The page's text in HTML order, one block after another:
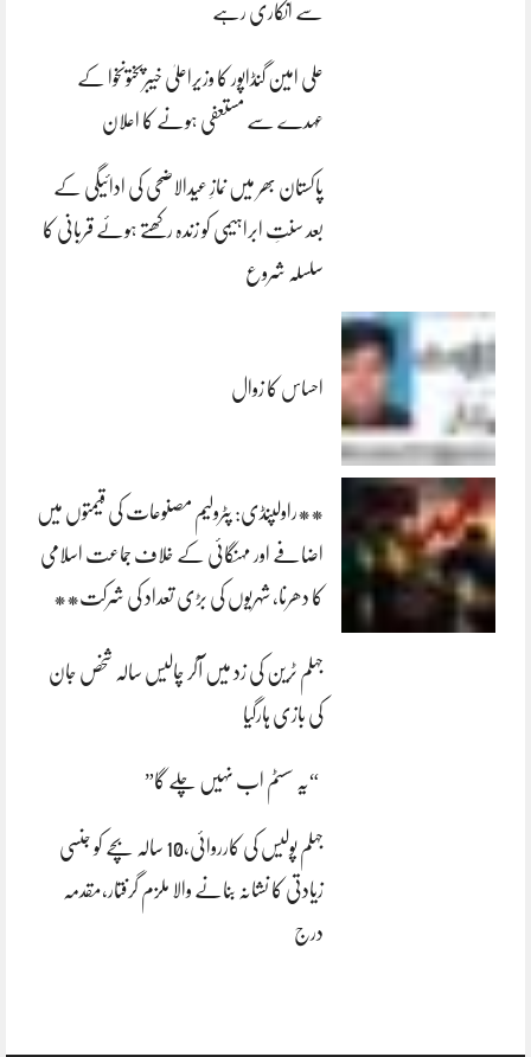
سے انکاری رہے
علی امین گنڈاپور کا وزیراعلیٰ خیبرپختونخوا کے
عہدے سے مستعفی ہونے کا اعلان
پاکستان بھر میں نمازِ عیدالاضحی کی ادائیگی کے
بعد سنتِ ابراہیمی کو زندہ رکھتے ہوئے قربانی کا
سلسلہ شروع
احساس کا زوال
**راولپنڈی: پٹرولیم مصنوعات کی قیمتوں میں
اضافے اور مہنگائی کے خلاف جماعت اسلامی
کا دھرنا، شہریوں کی بڑی تعداد کی شرکت**
جہلم ٹرین کی زد میں آکر چالیس سالہ شخص جان
کی بازی ہارگیا
“یہ سسٹم اب نہیں چلے گا”
جہلم پولیس کی کارروائی،10 سالہ بچے کو جنسی
زیادتی کا نشانہ بنانے والا ملزم گرفتار،مقدمہ
درج